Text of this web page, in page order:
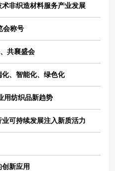
非织造材料服务产业发展
会称号
共襄盛会
、智能化、绿色化
用纺织品新趋势
可持续发展注入新质活力
新应用